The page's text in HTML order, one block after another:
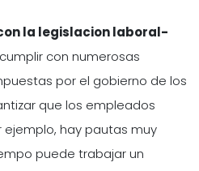
la legislacion laboral-
con numerosas
por el gobierno de los
que los empleados
ejemplo, hay pautas muy
puede trabajar un